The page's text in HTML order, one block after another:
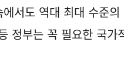
서도 역대 최대 수준
정부는 꼭 필요한 국